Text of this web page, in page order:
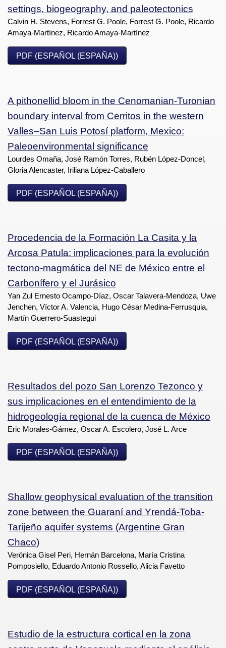
settings, biogeography, and paleotectonics
Calvin H. Stevens, Forrest G. Poole, Forrest G. Poole, Ricardo
Amaya-Martínez, Ricardo Amaya-Martínez
PDF (ESPAÑOL (ESPAÑA))
A pithonellid bloom in the Cenomanian-Turonian
boundary interval from Cerritos in the western
Valles–San Luis Potosí platform, Mexico:
Paleoenvironmental significance
Lourdes Omaña, José Ramón Torres, Rubén López-Doncel,
Gloria Alencaster, Iriliana López-Caballero
PDF (ESPAÑOL (ESPAÑA))
Procedencia de la Formación La Casita y la
Arcosa Patula: implicaciones para la evolución
tectono-magmática del NE de México entre el
Carbonífero y el Jurásico
Yan Zul Ernesto Ocampo-Díaz, Oscar Talavera-Mendoza, Uwe
Jenchen, Víctor A. Valencia, Hugo César Medina-Ferrusquia,
Martín Guerrero-Suastegui
PDF (ESPAÑOL (ESPAÑA))
Resultados del pozo San Lorenzo Tezonco y
sus implicaciones en el entendimiento de la
hidrogeología regional de la cuenca de México
Eric Morales-Gámez, Oscar A. Escolero, José L. Arce
PDF (ESPAÑOL (ESPAÑA))
Shallow geophysical evaluation of the transition
zone between the Guaraní and Yrendá-Toba-
Tarijeño aquifer systems (Argentine Gran
Chaco)
Verónica Gisel Peri, Hernán Barcelona, María Cristina
Pomposiello, Eduardo Antonio Rossello, Alicia Favetto
PDF (ESPAÑOL (ESPAÑA))
Estudio de la estructura cortical en la zona